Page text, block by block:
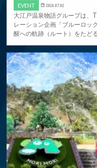
EVENT 2026.07.02
大江戸温泉物語グループは、
レーション企画「ブルーロ
醒への軌跡（ルート）をたど